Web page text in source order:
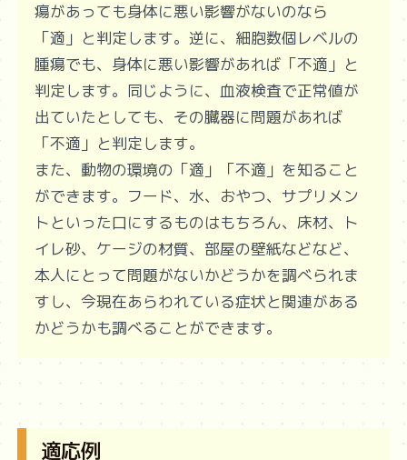
瘍があっても身体に悪い影響がないのなら
「適」と判定します。逆に、細胞数個レベルの
腫瘍でも、身体に悪い影響があれば「不適」と
判定します。同じように、血液検査で正常値が
出ていたとしても、その臓器に問題があれば
「不適」と判定します。
また、動物の環境の「適」「不適」を知ること
ができます。フード、水、おやつ、サプリメン
トといった口にするものはもちろん、床材、ト
イレ砂、ケージの材質、部屋の壁紙などなど、
本人にとって問題がないかどうかを調べられま
すし、今現在あらわれている症状と関連がある
かどうかも調べることができます。
適応例